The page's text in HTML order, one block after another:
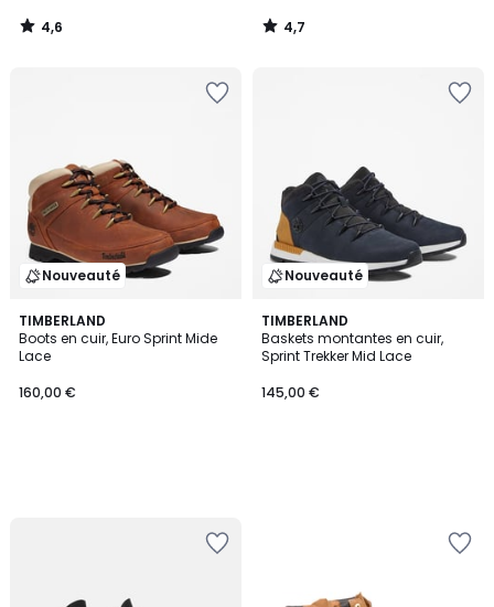
4,6
/
4,7
/
Nouveauté
TIMBERLAND
Boots en cuir, Euro Sprint Mide
Lace
160,00 €
Nouveauté
TIMBERLAND
Baskets montantes en cuir,
Sprint Trekker Mid Lace
145,00 €